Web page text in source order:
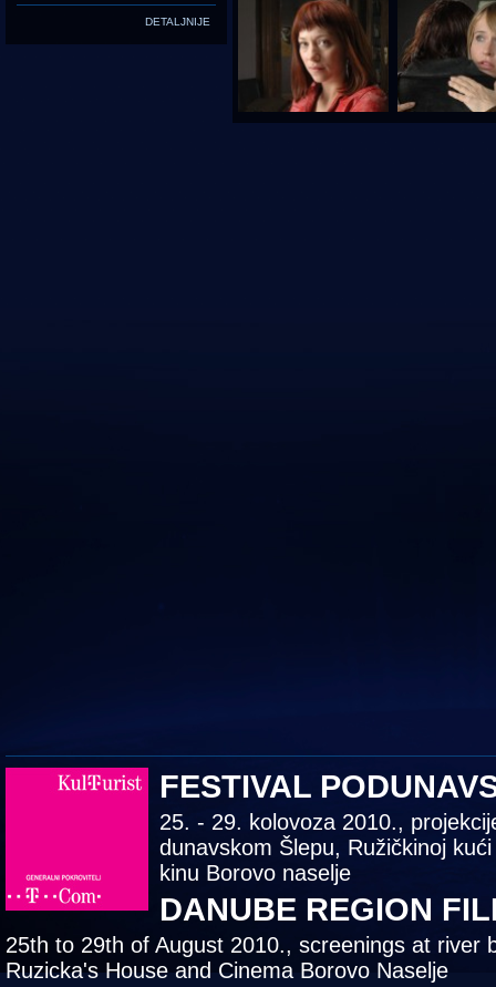
DETALJNIJE
FESTIVAL
25. - 29. kolovoza 2010.,
dunavskom Šlepu, Ružičkinoj
kinu Borovo naselje
DANUBE REGION
25th to 29th of August 2010., screenings at river
Ruzicka's House and Cinema Borovo Naselje